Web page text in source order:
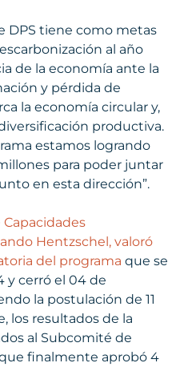
DPS tiene como metas
al año
de la economía ante la
y pérdida de
la economía circular y,
productiva.
estamos logrando
para poder juntar
en esta dirección”.
Hentzschel, valoró
del programa que se
y cerró el 04 de
la postulación de 11
los resultados de la
al Subcomité de
finalmente aprobó 4